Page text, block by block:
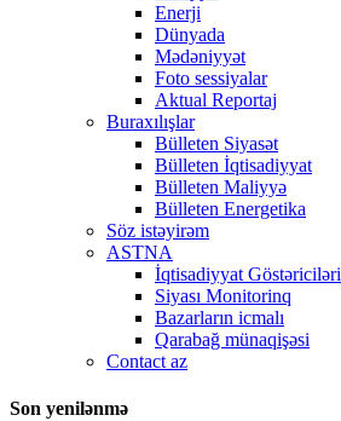
Enerji
Dünyada
Mədəniyyət
Foto sessiyalar
Aktual Reportaj
Buraxılışlar
Bülleten Siyasət
Bülleten İqtisadiyyat
Bülleten Maliyyə
Bülleten Energetika
Söz istəyirəm
ASTNA
İqtisadiyyat Göstəriciləri
Siyası Monitorinq
Bazarların icmalı
Qarabağ münaqişəsi
Contact az
Son yenilənmə